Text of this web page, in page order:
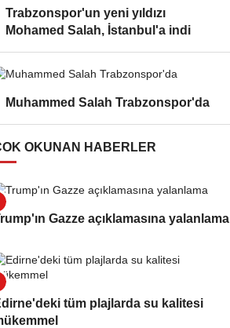
Trabzonspor'un yeni yıldızı
Mohamed Salah, İstanbul'a indi
Muhammed Salah Trabzonspor'da
OKUNAN HABERLER
Gazze açıklamasına yalanlama
tüm plajlarda su kalitesi